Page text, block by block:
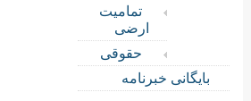
تمامیت
ارضی
حقوقی
بایگانی خبرنامه